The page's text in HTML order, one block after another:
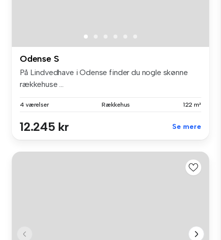
Odense S
På Lindvedhave i Odense finder du nogle skønne
rækkehuse ...
4 værelser Rækkehus 122 m²
12.245 kr Se mere